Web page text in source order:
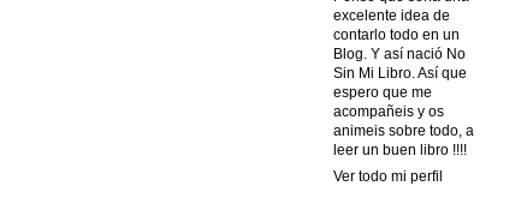
excelente idea de
contarlo todo en un
Blog. Y así nació No
Sin Mi Libro. Así que
espero que me
acompañeis y os
animeis sobre todo, a
leer un buen libro !!!!
Ver todo mi perfil